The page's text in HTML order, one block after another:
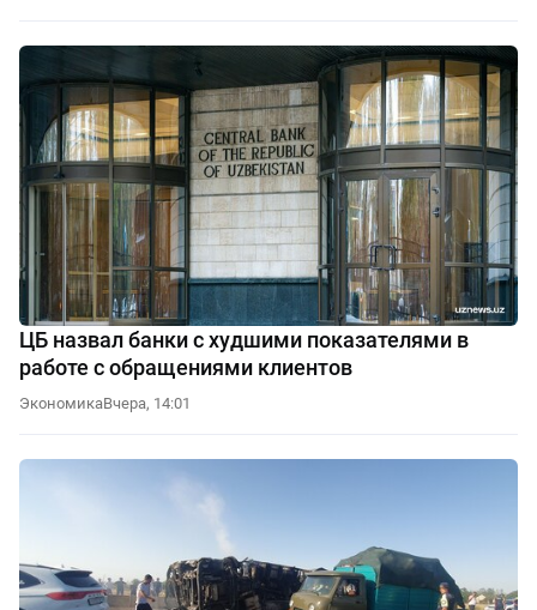
ЦБ назвал банки с худшими показателями в
работе с обращениями клиентов
ЭкономикаВчера, 14:01